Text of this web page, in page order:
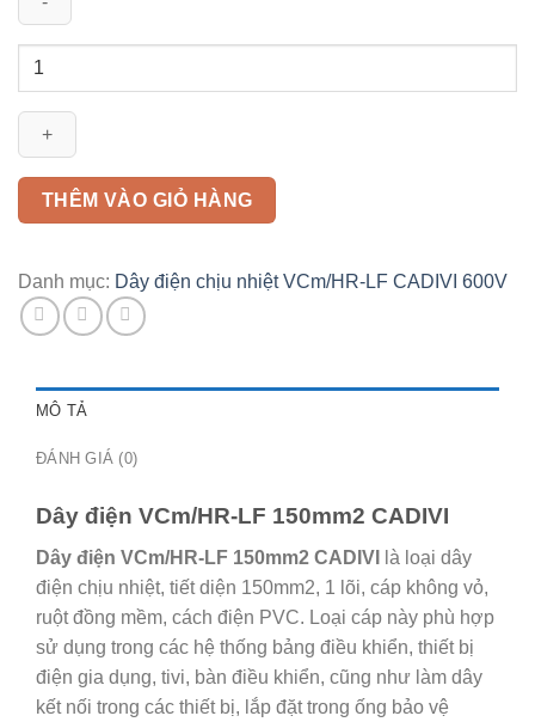
Dây
VCm/HR-
CADIVI
số
THÊM VÀO GIỎ HÀNG
Danh mục: Dây điện chịu nhiệt VCm/HR-LF CADIVI 600V
MÔ TẢ
ĐÁNH GIÁ (0)
Dây điện VCm/HR-LF 150mm2 CADIVI
Dây điện VCm/HR-LF 150mm2 CADIVI
là loại dây
điện chịu nhiệt, tiết diện 150mm2, 1 lõi, cáp không vỏ,
ruột đồng mềm, cách điện PVC. Loại cáp này phù hợp
sử dụng trong các hệ thống bảng điều khiển, thiết bị
điện gia dụng, tivi, bàn điều khiển, cũng như làm dây
kết nối trong các thiết bị, lắp đặt trong ống bảo vệ